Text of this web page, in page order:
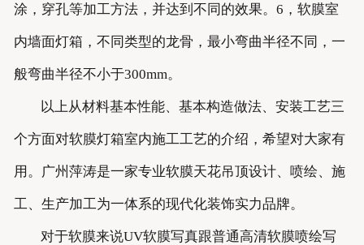
涂，穿孔等加工方法，并达到不同的效果。6，软膜室
内墙面灯箱，不同类型的龙骨，最小弯曲半径不同，一
般弯曲半径不小于300mm。
以上从材料基本性能、基本构造做法、安装工艺三
个方面对软膜灯箱室内施工工艺的介绍，希望对大家有
用。广州萍涛是一家专业软膜天花吊顶设计、喷绘、施
工、生产加工为一体系的现代化装饰实力品牌。
对于软膜来说UV软膜写真跟普通高清软膜喷绘写